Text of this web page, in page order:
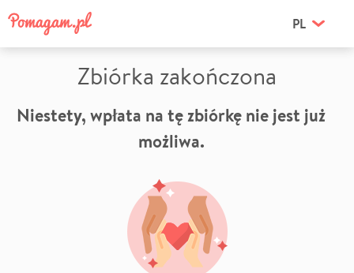
PL
Zbiórka zakończona
Niestety, wpłata na tę zbiórkę nie jest już
możliwa.